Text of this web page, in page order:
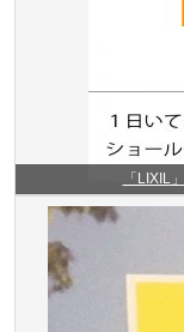
「LIXIL